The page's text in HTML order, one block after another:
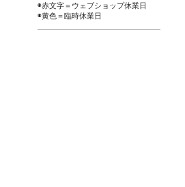
◉赤文字＝ウェブショップ休業日
◉黄色＝臨時休業日